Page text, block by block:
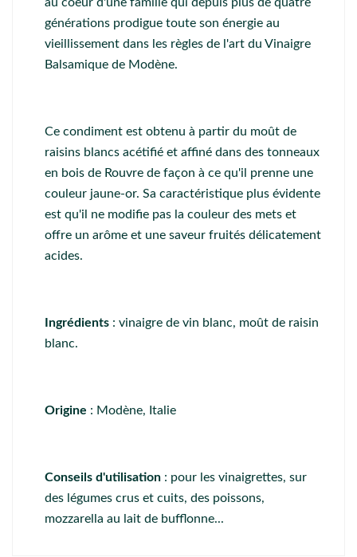
générations prodigue toute son énergie au
vieillissement dans les règles de l'art du Vinaigre
Balsamique de Modène.
Ce condiment est obtenu à partir du moût de
raisins blancs acétifié et affiné dans des tonneaux
en bois de Rouvre de façon à ce qu'il prenne une
couleur jaune-or. Sa caractéristique plus évidente
est qu'il ne modifie pas la couleur des mets et
offre un arôme et une saveur fruités délicatement
acides.
Ingrédients : vinaigre de vin blanc, moût de raisin
blanc.
Origine : Modène, Italie
Conseils d'utilisation : pour les vinaigrettes, sur
des légumes crus et cuits, des poissons,
mozzarella au lait de bufflonne...